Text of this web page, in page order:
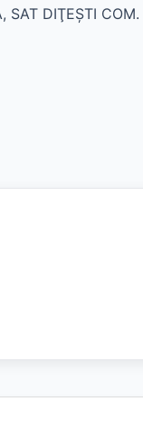
SAT DIŢEŞTI